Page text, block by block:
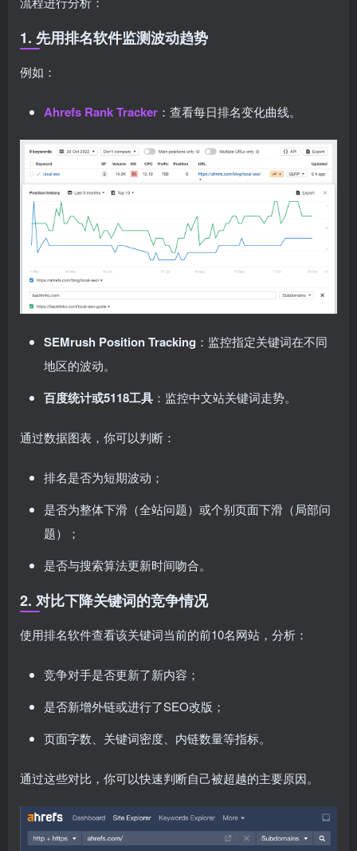
1. 先用排名软件监测波动趋势
例如：
Ahrefs Rank Tracker ：查看每日排名变化曲线。
SEMrush Position Tracking ：监控指定关键词在不同
地区的波动。
百度统计或5118工具 ：监控中文站关键词走势。
通过数据图表，你可以判断：
排名是否为短期波动；
是否为整体下滑（全站问题）或个别页面下滑（局部问
题）；
是否与搜索算法更新时间吻合。
2. 对比下降关键词的竞争情况
使用排名软件查看该关键词当前的前10名网站，分析：
竞争对手是否更新了新内容；
是否新增外链或进行了SEO改版；
页面字数、关键词密度、内链数量等指标。
通过这些对比，你可以快速判断自己被超越的主要原因。